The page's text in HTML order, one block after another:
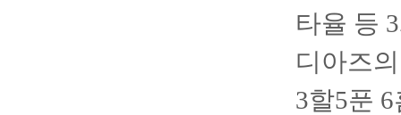
타율 등
디아즈
3할5푼